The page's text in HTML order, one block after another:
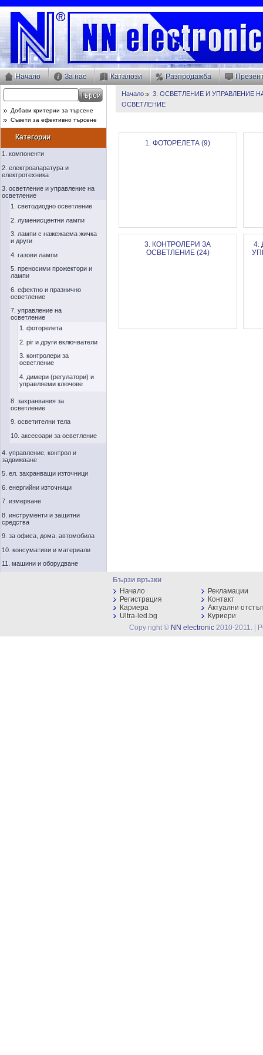
Начало За нас Каталози Разпродажба
Добави критерии за търсене
Съвети за ефективно търсене
Категории
1. компоненти
2. електроапаратура и
електротехника
3. осветление и управление на
осветление
1. светодиодно осветление
2. луменисцентни лампи
3. лампи с нажежаема жичка
и други
4. газови лампи
5. преносими прожектори и
лампи
6. ефектно и празнично
осветление
7. управление на
осветление
1. фоторелета
2. pir и други включватели
3. контролери за
осветление
4. димери (регулатори) и
управляеми ключове
8. захранвания за
осветление
9. осветителни тела
10. аксесоари за осветление
4. управление, контрол и
задвижване
5. ел. захранващи източници
6. енергийни източници
7. измерване
8. инструменти и защитни
средства
9. за офиса, дома, автомобила
10. консумативи и материали
11. машини и оборудване
Начало
3. ОСВЕТЛЕНИЕ И УПРАВЛЕНИЕ
ОСВЕТЛЕНИЕ
1. ФОТОРЕЛЕТА (9)
3. КОНТРОЛЕРИ ЗА
ОСВЕТЛЕНИЕ (24)
4.
Бързи връзки
Начало
Рекламации
Регистрация
Контакт
Кариера
Актуални
Ultra-led.bg
Куриери
Copy right © NN electronic 2010-2011. |